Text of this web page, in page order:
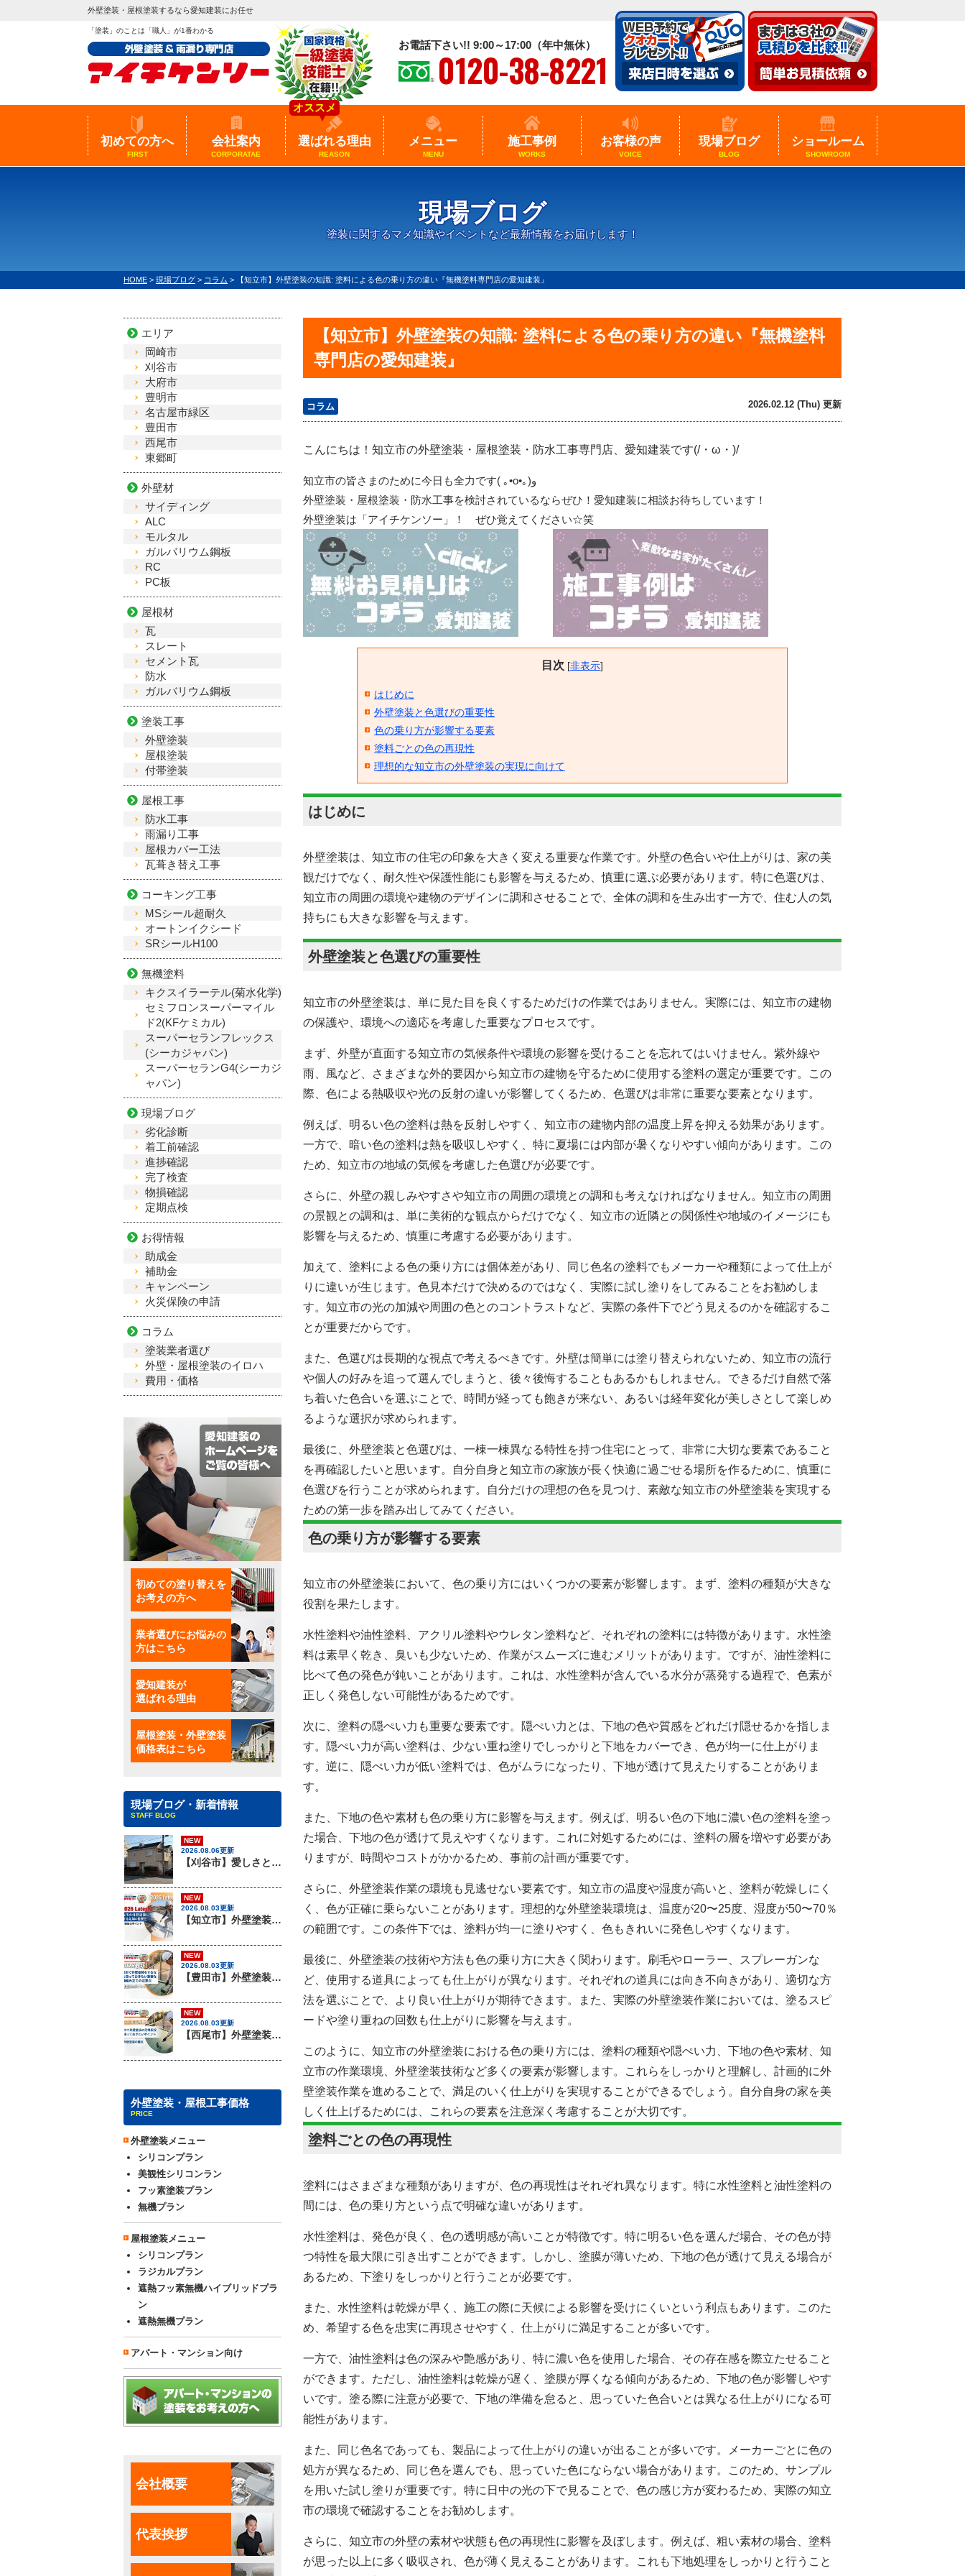
外壁塗装・屋根塗装するなら愛知建装にお任せ
「塗装」のことは「職人」が1番わかる
お電話下さい!! 9:00～17:00（年中無休）
0120-38-8221
初めての方へ
FIRST
会社案内
CORPORATAE
選ばれる理由
REASON
オススメ
メニュー
MENU
施工事例
WORKS
お客様の声
VOICE
現場ブログ
BLOG
ショールーム
SHOWROOM
現場ブログ
塗装に関するマメ知識やイベントなど最新情報をお届けします！
HOME > 現場ブログ > コラム > 【知立市】外壁塗装の知識: 塗料による色の乗り方の違い『無機塗料専門店の愛知建装』
【知立市】外壁塗装の知識: 塗料による色の乗り方の違い『無機塗料
専門店の愛知建装』
コラム 2026.02.12 (Thu) 更新
こんにちは！知立市の外壁塗装・屋根塗装・防水工事専門店、愛知建装です(/・ω・)/
知立市の皆さまのために今日も全力です( ｡•o•｡)و
外壁塗装・屋根塗装・防水工事を検討されているならぜひ！愛知建装に相談お待ちしています！
外壁塗装は「アイチケンソー」！ ぜひ覚えてください☆笑
目次 [非表示]
はじめに
外壁塗装と色選びの重要性
色の乗り方が影響する要素
塗料ごとの色の再現性
理想的な知立市の外壁塗装の実現に向けて
はじめに
外壁塗装は、知立市の住宅の印象を大きく変える重要な作業です。外壁の色合いや仕上がりは、家の美
観だけでなく、耐久性や保護性能にも影響を与えるため、慎重に選ぶ必要があります。特に色選びは、
知立市の周囲の環境や建物のデザインに調和させることで、全体の調和を生み出す一方で、住む人の気
持ちにも大きな影響を与えます。
外壁塗装と色選びの重要性
知立市の外壁塗装は、単に見た目を良くするためだけの作業ではありません。実際には、知立市の建物
の保護や、環境への適応を考慮した重要なプロセスです。
まず、外壁が直面する知立市の気候条件や環境の影響を受けることを忘れてはいけません。紫外線や
雨、風など、さまざまな外的要因から知立市の建物を守るために使用する塗料の選定が重要です。この
際、色による熱吸収や光の反射の違いが影響してくるため、色選びは非常に重要な要素となります。
例えば、明るい色の塗料は熱を反射しやすく、知立市の建物内部の温度上昇を抑える効果があります。
一方で、暗い色の塗料は熱を吸収しやすく、特に夏場には内部が暑くなりやすい傾向があります。この
ため、知立市の地域の気候を考慮した色選びが必要です。
さらに、外壁の親しみやすさや知立市の周囲の環境との調和も考えなければなりません。知立市の周囲
の景観との調和は、単に美術的な観点からだけでなく、知立市の近隣との関係性や地域のイメージにも
影響を与えるため、慎重に考慮する必要があります。
加えて、塗料による色の乗り方には個体差があり、同じ色名の塗料でもメーカーや種類によって仕上が
りに違いが生じます。色見本だけで決めるのではなく、実際に試し塗りをしてみることをお勧めしま
す。知立市の光の加減や周囲の色とのコントラストなど、実際の条件下でどう見えるのかを確認するこ
とが重要だからです。
また、色選びは長期的な視点で考えるべきです。外壁は簡単には塗り替えられないため、知立市の流行
や個人の好みを追って選んでしまうと、後々後悔することもあるかもしれません。できるだけ自然で落
ち着いた色合いを選ぶことで、時間が経っても飽きが来ない、あるいは経年変化が美しさとして楽しめ
るような選択が求められます。
最後に、外壁塗装と色選びは、一棟一棟異なる特性を持つ住宅にとって、非常に大切な要素であること
を再確認したいと思います。自分自身と知立市の家族が長く快適に過ごせる場所を作るために、慎重に
色選びを行うことが求められます。自分だけの理想の色を見つけ、素敵な知立市の外壁塗装を実現する
ための第一歩を踏み出してみてください。
色の乗り方が影響する要素
知立市の外壁塗装において、色の乗り方にはいくつかの要素が影響します。まず、塗料の種類が大きな
役割を果たします。
水性塗料や油性塗料、アクリル塗料やウレタン塗料など、それぞれの塗料には特徴があります。水性塗
料は素早く乾き、臭いも少ないため、作業がスムーズに進むメリットがあります。ですが、油性塗料に
比べて色の発色が鈍いことがあります。これは、水性塗料が含んでいる水分が蒸発する過程で、色素が
正しく発色しない可能性があるためです。
次に、塗料の隠ぺい力も重要な要素です。隠ぺい力とは、下地の色や質感をどれだけ隠せるかを指しま
す。隠ぺい力が高い塗料は、少ない重ね塗りでしっかりと下地をカバーでき、色が均一に仕上がりま
す。逆に、隠ぺい力が低い塗料では、色がムラになったり、下地が透けて見えたりすることがありま
す。
また、下地の色や素材も色の乗り方に影響を与えます。例えば、明るい色の下地に濃い色の塗料を塗っ
た場合、下地の色が透けて見えやすくなります。これに対処するためには、塗料の層を増やす必要があ
りますが、時間やコストがかかるため、事前の計画が重要です。
さらに、外壁塗装作業の環境も見逃せない要素です。知立市の温度や湿度が高いと、塗料が乾燥しにく
く、色が正確に乗らないことがあります。理想的な外壁塗装環境は、温度が20〜25度、湿度が50〜70％
の範囲です。この条件下では、塗料が均一に塗りやすく、色もきれいに発色しやすくなります。
最後に、外壁塗装の技術や方法も色の乗り方に大きく関わります。刷毛やローラー、スプレーガンな
ど、使用する道具によっても仕上がりが異なります。それぞれの道具には向き不向きがあり、適切な方
法を選ぶことで、より良い仕上がりが期待できます。また、実際の外壁塗装作業においては、塗るスピ
ードや塗り重ねの回数も仕上がりに影響を与えます。
このように、知立市の外壁塗装における色の乗り方には、塗料の種類や隠ぺい力、下地の色や素材、知
立市の作業環境、外壁塗装技術など多くの要素が影響します。これらをしっかりと理解し、計画的に外
壁塗装作業を進めることで、満足のいく仕上がりを実現することができるでしょう。自分自身の家を美
しく仕上げるためには、これらの要素を注意深く考慮することが大切です。
塗料ごとの色の再現性
塗料にはさまざまな種類がありますが、色の再現性はそれぞれ異なります。特に水性塗料と油性塗料の
間には、色の乗り方という点で明確な違いがあります。
水性塗料は、発色が良く、色の透明感が高いことが特徴です。特に明るい色を選んだ場合、その色が持
つ特性を最大限に引き出すことができます。しかし、塗膜が薄いため、下地の色が透けて見える場合が
あるため、下塗りをしっかりと行うことが必要です。
また、水性塗料は乾燥が早く、施工の際に天候による影響を受けにくいという利点もあります。このた
め、希望する色を忠実に再現させやすく、仕上がりに満足することが多いです。
一方で、油性塗料は色の深みや艶感があり、特に濃い色を使用した場合、その存在感を際立たせること
ができます。ただし、油性塗料は乾燥が遅く、塗膜が厚くなる傾向があるため、下地の色が影響しやす
いです。塗る際に注意が必要で、下地の準備を怠ると、思っていた色合いとは異なる仕上がりになる可
能性があります。
また、同じ色名であっても、製品によって仕上がりの違いが出ることが多いです。メーカーごとに色の
処方が異なるため、同じ色を選んでも、思っていた色にならない場合があります。このため、サンプル
を用いた試し塗りが重要です。特に日中の光の下で見ることで、色の感じ方が変わるため、実際の知立
市の環境で確認することをお勧めします。
さらに、知立市の外壁の素材や状態も色の再現性に影響を及ぼします。例えば、粗い素材の場合、塗料
が思った以上に多く吸収され、色が薄く見えることがあります。これも下地処理をしっかりと行うこと
エリア
岡崎市
刈谷市
大府市
豊明市
名古屋市緑区
豊田市
西尾市
東郷町
外壁材
サイディング
ALC
モルタル
ガルバリウム鋼板
RC
PC板
屋根材
瓦
スレート
セメント瓦
防水
ガルバリウム鋼板
塗装工事
外壁塗装
屋根塗装
付帯塗装
屋根工事
防水工事
雨漏り工事
屋根カバー工法
瓦葺き替え工事
コーキング工事
MSシール超耐久
オートンイクシード
SRシールH100
無機塗料
キクスイラーテル(菊水化学)
セミフロンスーパーマイル
ド2(KFケミカル)
スーパーセランフレックス
(シーカジャパン)
スーパーセランG4(シーカジ
ャパン)
現場ブログ
劣化診断
着工前確認
進捗確認
完了検査
物損確認
定期点検
お得情報
助成金
補助金
キャンペーン
火災保険の申請
コラム
塗装業者選び
外壁・屋根塗装のイロハ
費用・価格
初めての塗り替えを
お考えの方へ
業者選びにお悩みの
方はこちら
愛知建装が
選ばれる理由
屋根塗装・外壁塗装
価格表はこちら
現場ブログ・新着情報
STAFF BLOG
NEW
2026.08.06更新
【刈谷市】愛しさと、ニチハのパミールと、心強さと・・・、屋根材のカバー工法はアイチケンソーへ！！
NEW
2026.08.03更新
【知立市】外壁塗装を行う際に知っておきたい足場組みの重要性『無機塗料専門店の愛知建装』
NEW
2026.08.03更新
【豊田市】外壁塗装を行う際に知っておきたい足場組み立ての注意事項『無機塗料専門店の愛知建装』
NEW
2026.08.03更新
【西尾市】外壁塗装を行う際に知っておきたい足場組み立てのポイント『無機塗料専門店の愛知建装』
外壁塗装・屋根工事価格
PRICE
外壁塗装メニュー
シリコンプラン
美観性シリコンラン
フッ素塗装プラン
無機プラン
屋根塗装メニュー
シリコンプラン
ラジカルプラン
遮熱フッ素無機ハイブリッドプラ
ン
遮熱無機プラン
アパート・マンション向け
会社概要
代表挨拶